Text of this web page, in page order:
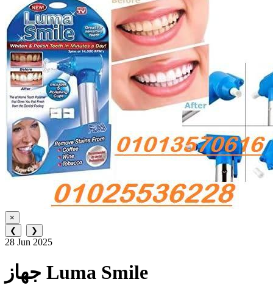
×
❮
❯
28 Jun 2025
جهاز Luma Smile